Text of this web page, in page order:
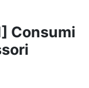
Consumi